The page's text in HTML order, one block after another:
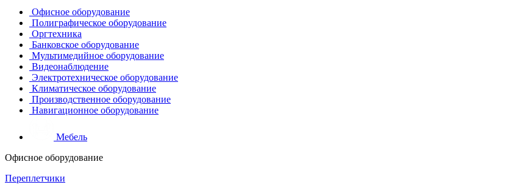
Офисное оборудование
Полиграфическое оборудование
Оргтехника
Банковское оборудование
Мультимедийное оборудование
Видеонаблюдение
Электротехническое оборудование
Климатическое оборудование
Производственное оборудование
Навигационное оборудование
Мебель
Офисное оборудование
Переплетчики